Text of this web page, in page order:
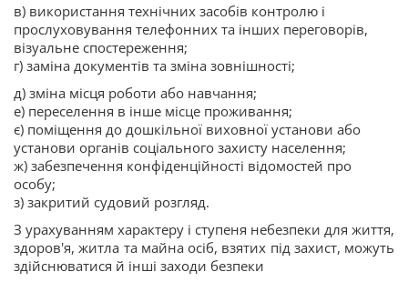
в) використання технічних засобів контролю і
прослуховування телефонних та інших переговорів,
візуальне спостереження;
г) заміна документів та зміна зовнішності;
д) зміна місця роботи або навчання;
е) переселення в інше місце проживання;
є) поміщення до дошкільної виховної установи або
установи органів соціального захисту населення;
ж) забезпечення конфіденційності відомостей про
особу;
з) закритий судовий розгляд.
З урахуванням характеру і ступеня небезпеки для життя,
здоров'я, житла та майна осіб, взятих під захист, можуть
здійснюватися й інші заходи безпеки